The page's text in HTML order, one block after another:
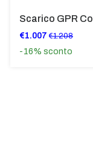
€1.007 €1.208
-16% sconto